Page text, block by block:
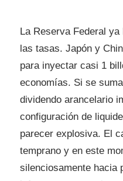
La Reserva Federal
las tasas. Japón y
para inyectar casi 1
economías. Si se
dividendo arancelario
configuración de
parecer explosiva. El
temprano y en este
silenciosamente hacia